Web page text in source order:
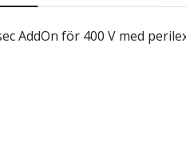
AddOn för 400 V med